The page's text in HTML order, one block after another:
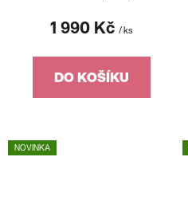
1 990 Kč / ks
DO KOŠÍKU
NOVINKA